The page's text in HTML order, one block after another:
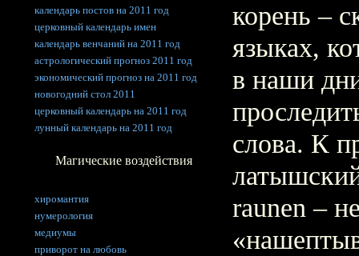
корень –
языках,
в наши
слова. К
raunen –
календарь постов на 2011 год
церковный календарь имен
календарь венчаний на 2011 год
астрологический прогноз 2011 год
экономический прогноз на 2011 год
новогодний стол 2011
церковный календарь на 2011 год
лунный календарь на 2011 год
Магические воздействия
хиромантия
нумерология
медиумы
приворот на любовь